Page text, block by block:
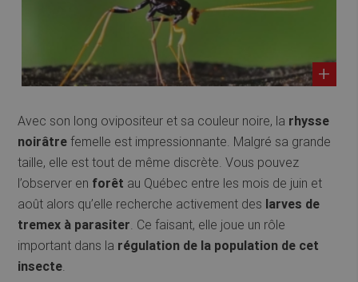
Avec son long ovipositeur et sa couleur noire, la rhysse
noirâtre femelle est impressionnante. Malgré sa grande
taille, elle est tout de même discrète. Vous pouvez
l’observer en forêt au Québec entre les mois de juin et
août alors qu’elle recherche activement des larves de
tremex à parasiter . Ce faisant, elle joue un rôle
important dans la régulation de la population de cet
insecte